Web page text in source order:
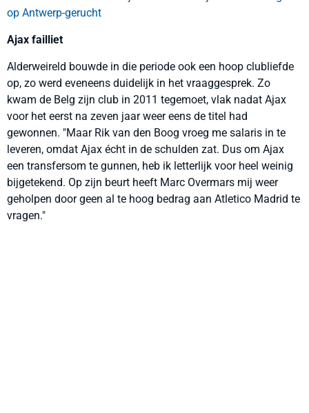
op Antwerp-gerucht
Ajax failliet
Alderweireld bouwde in die periode ook een hoop clubliefde
op, zo werd eveneens duidelijk in het vraaggesprek. Zo
kwam de Belg zijn club in 2011 tegemoet, vlak nadat Ajax
voor het eerst na zeven jaar weer eens de titel had
gewonnen. "Maar Rik van den Boog vroeg me salaris in te
leveren, omdat Ajax écht in de schulden zat. Dus om Ajax
een transfersom te gunnen, heb ik letterlijk voor heel weinig
bijgetekend. Op zijn beurt heeft Marc Overmars mij weer
geholpen door geen al te hoog bedrag aan Atletico Madrid te
vragen."